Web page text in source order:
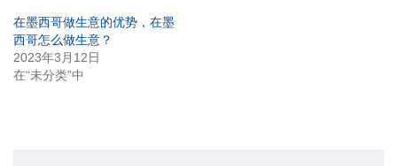
在墨西哥做生意的优势，在墨
西哥怎么做生意？
2023年3月12日
在“未分类”中